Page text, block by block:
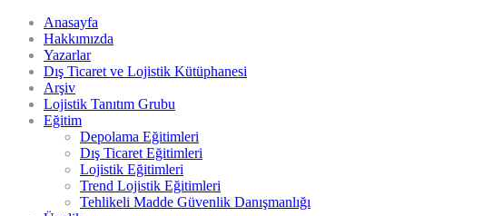
Anasayfa
Hakkımızda
Yazarlar
Dış Ticaret ve Lojistik Kütüphanesi
Arşiv
Lojistik Tanıtım Grubu
Eğitim
Depolama Eğitimleri
Dış Ticaret Eğitimleri
Lojistik Eğitimleri
Trend Lojistik Eğitimleri
Tehlikeli Madde Güvenlik Danışmanlığı